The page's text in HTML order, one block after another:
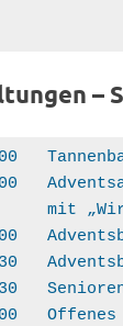
–
So.	01.12.
So.
Di.	03.12.
Mi.	04.12.
05.12.	 9.00